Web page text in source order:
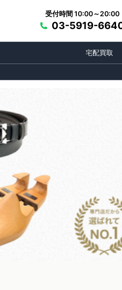
受付時間 10:00～20:00
03-5919-
宅配買取